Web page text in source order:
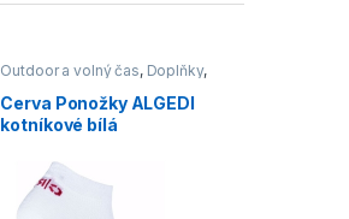
Outdoor a volný čas, Doplňky,
Cerva Ponožky ALGEDI
kotníkové bílá